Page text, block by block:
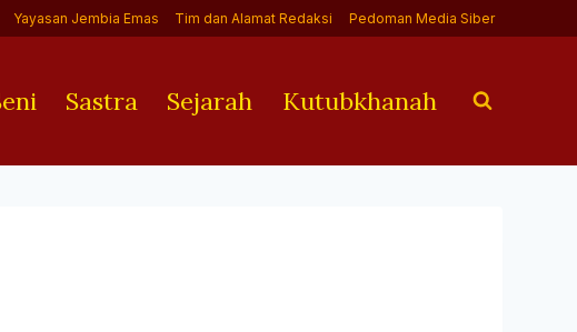
Yayasan Jembia Emas Tim dan Alamat Redaksi Pedoman Media Siber
Sastra Sejarah Kutubkhanah